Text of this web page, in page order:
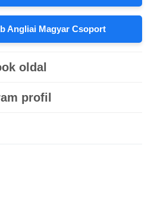
Angliai Magyar Csoport
oldal
profil